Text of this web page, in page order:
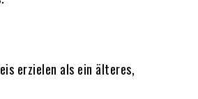
erzielen als ein älteres,